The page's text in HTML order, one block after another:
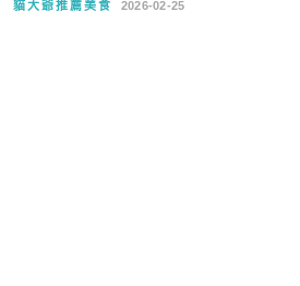
貓大爺推薦美食 2026-02-25